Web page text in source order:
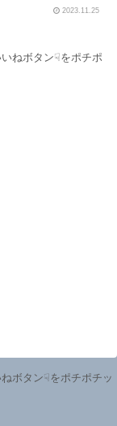
2023.11.25
ねボタン☟をポチポ
ボタン☟をポチポチッ